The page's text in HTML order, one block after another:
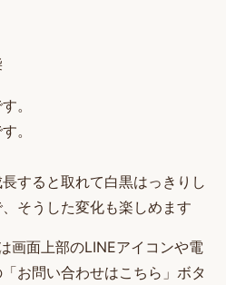
。
。
すると取れて白黒はっきりし
そうした変化も楽しめます
画面上部のLINEアイコンや電
お問い合わせはこちら」ボタ